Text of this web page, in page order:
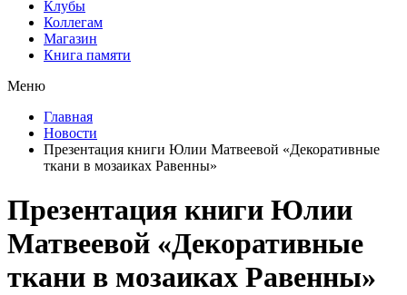
Клубы
Коллегам
Магазин
Книга памяти
Меню
Главная
Новости
Презентация книги Юлии Матвеевой «Декоративные
ткани в мозаиках Равенны»
Презентация книги Юлии
Матвеевой «Декоративные
ткани в мозаиках Равенны»